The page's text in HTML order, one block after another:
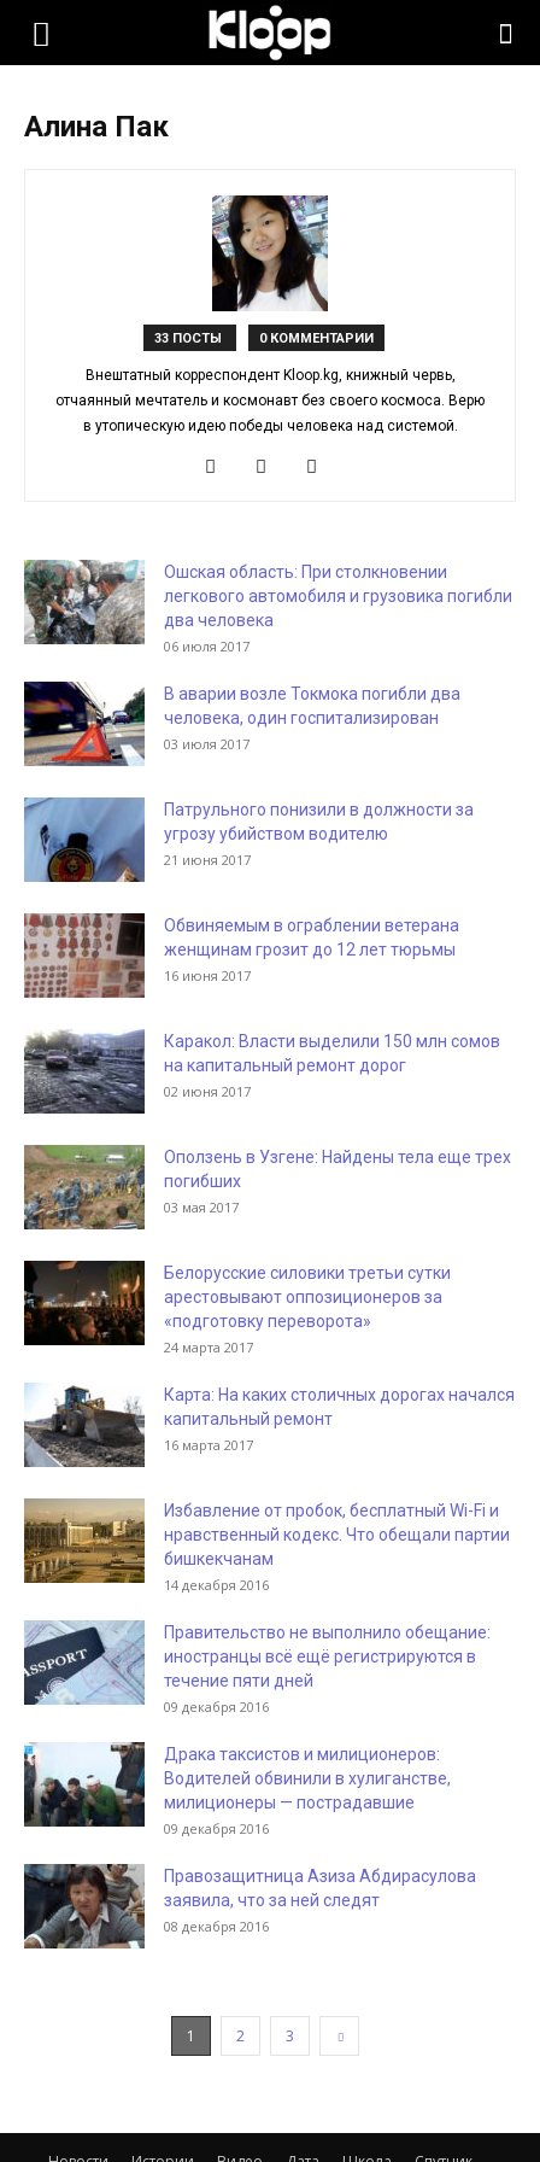
KLOOP.KG
Алина Пак
33 ПОСТЫ 0 КОММЕНТАРИИ
Внештатный корреспондент Kloop.kg, книжный червь,
отчаянный мечтатель и космонавт без своего космоса. Верю
в утопическую идею победы человека над системой.
Ошская область: При столкновении
легкового автомобиля и грузовика погибли
два человека
06 июля 2017
В аварии возле Токмока погибли два
человека, один госпитализирован
03 июля 2017
Патрульного понизили в должности за
угрозу убийством водителю
21 июня 2017
Обвиняемым в ограблении ветерана
женщинам грозит до 12 лет тюрьмы
16 июня 2017
Каракол: Власти выделили 150 млн сомов
на капитальный ремонт дорог
02 июня 2017
Оползень в Узгене: Найдены тела еще трех
погибших
03 мая 2017
Белорусские силовики третьи сутки
арестовывают оппозиционеров за
«подготовку переворота»
24 марта 2017
Карта: На каких столичных дорогах начался
капитальный ремонт
16 марта 2017
Избавление от пробок, бесплатный Wi-Fi и
нравственный кодекс. Что обещали партии
бишкекчанам
14 декабря 2016
Правительство не выполнило обещание:
иностранцы всё ещё регистрируются в
течение пяти дней
09 декабря 2016
Драка таксистов и милиционеров:
Водителей обвинили в хулиганстве,
милиционеры — пострадавшие
09 декабря 2016
Правозащитница Азиза Абдирасулова
заявила, что за ней следят
08 декабря 2016
1 2 3